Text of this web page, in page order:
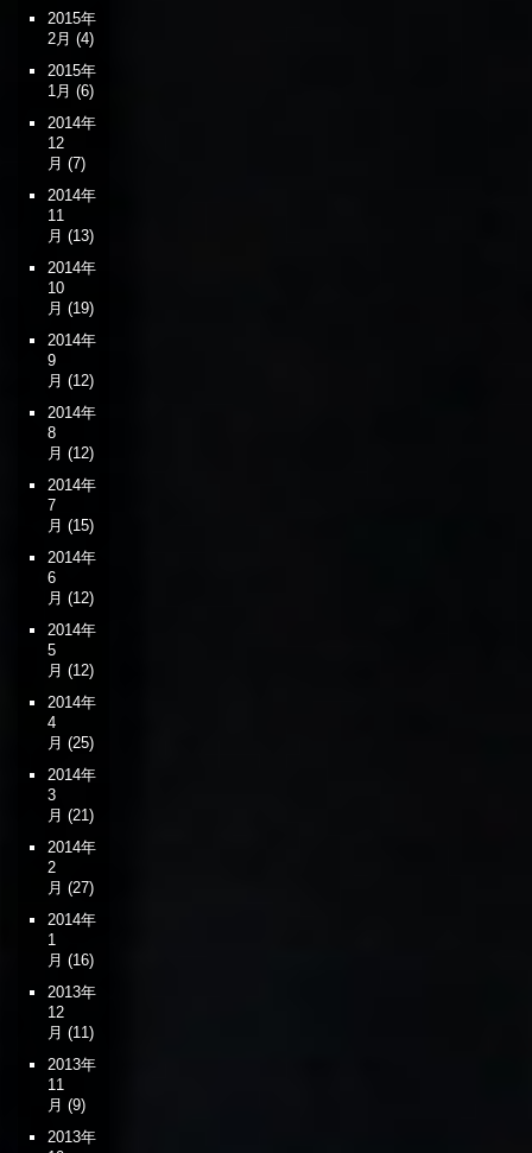
2015年
2月 (4)
2015年
1月 (6)
2014年
12
月 (7)
2014年
11
月 (13)
2014年
10
月 (19)
2014年
9
月 (12)
2014年
8
月 (12)
2014年
7
月 (15)
2014年
6
月 (12)
2014年
5
月 (12)
2014年
4
月 (25)
2014年
3
月 (21)
2014年
2
月 (27)
2014年
1
月 (16)
2013年
12
月 (11)
2013年
11
月 (9)
2013年